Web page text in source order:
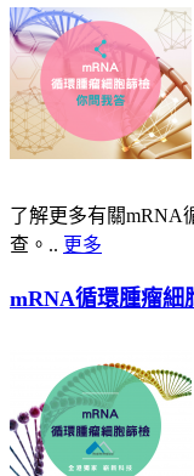
了解更多有關mRNA
查。.. 更多
mRNA循環腫瘤細